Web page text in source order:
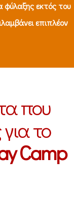
φύλαξης εκτός του
επιπλέον
που
το
Camp